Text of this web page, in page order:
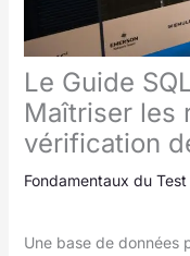
Le Guide
Maîtriser les
vérification
Fondamentaux du Test
Une base de données